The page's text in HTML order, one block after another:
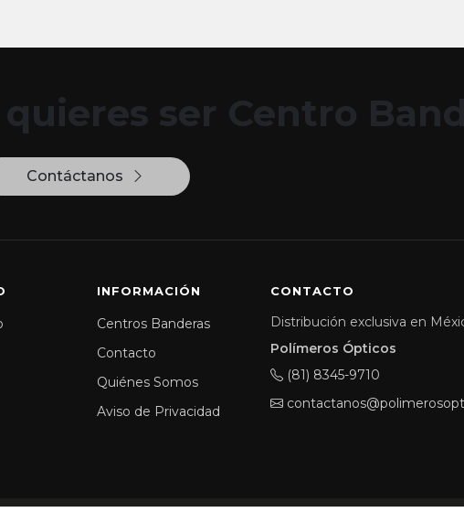
ser Centro
Contáctanos
INFORMACIÓN
Centros Banderas
Contacto
Quiénes Somos
Aviso de Privacidad
CONTACTO
Distribución exclusiva en
Polímeros Ópticos
(81) 8345-9710